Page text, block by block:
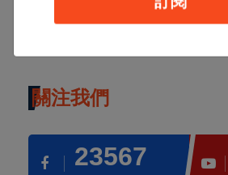
關注我們
23567
訂閱